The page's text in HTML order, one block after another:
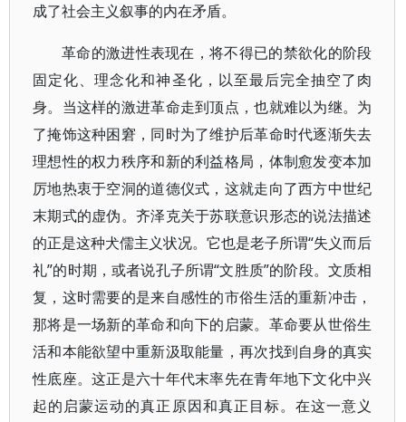
成了社会主义叙事的内在矛盾。
革命的激进性表现在，将不得已的禁欲化的阶段
固定化、理念化和神圣化，以至最后完全抽空了肉
身。当这样的激进革命走到顶点，也就难以为继。为
了掩饰这种困窘，同时为了维护后革命时代逐渐失去
理想性的权力秩序和新的利益格局，体制愈发变本加
厉地热衷于空洞的道德仪式，这就走向了西方中世纪
末期式的虚伪。齐泽克关于苏联意识形态的说法描述
的正是这种犬儒主义状况。它也是老子所谓“失义而后
礼”的时期，或者说孔子所谓“文胜质”的阶段。文质相
复，这时需要的是来自感性的市俗生活的重新冲击，
那将是一场新的革命和向下的启蒙。革命要从世俗生
活和本能欲望中重新汲取能量，再次找到自身的真实
性底座。这正是六十年代末率先在青年地下文化中兴
起的启蒙运动的真正原因和真正目标。在这一意义